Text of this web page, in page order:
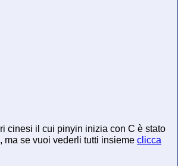
cinesi il cui pinyin inizia con C è stato
ma se vuoi vederli tutti insieme clicca